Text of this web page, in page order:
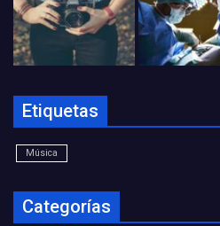
Etiquetas
Música
Categorías